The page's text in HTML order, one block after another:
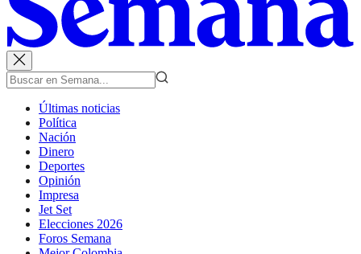
Últimas noticias
Política
Nación
Dinero
Deportes
Opinión
Impresa
Jet Set
Elecciones 2026
Foros Semana